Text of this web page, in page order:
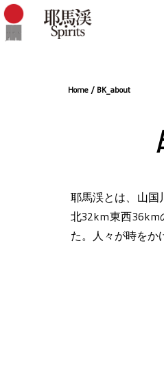
Home / BK_about
耶馬渓とは、山国
北32km東西
た。人々が時をか